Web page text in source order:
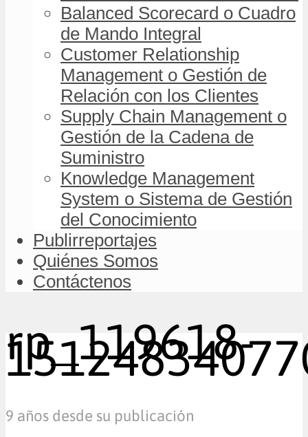
Balanced Scorecard o Cuadro
de Mando Integral
Customer Relationship
Management o Gestión de
Relación con los Clientes
Supply Chain Management o
Gestión de la Cadena de
Suministro
Knowledge Management
System o Sistema de Gestión
del Conocimiento
Publirreportajes
Quiénes Somos
Contáctenos
rp_119618-
9 años desde su publicación